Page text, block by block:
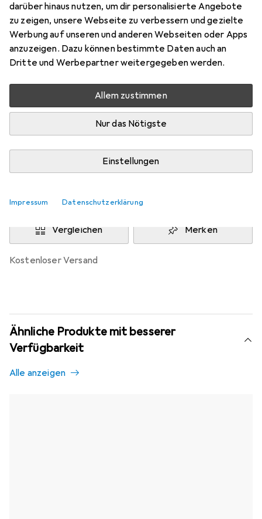
darüber hinaus nutzen, um dir personalisierte Angebote
zu zeigen, unsere Webseite zu verbessern und gezielte
Werbung auf unseren und anderen Webseiten oder Apps
anzuzeigen. Dazu können bestimmte Daten auch an
Dritte und Werbepartner weitergegeben werden.
Allem zustimmen
Nur das Nötigste
Einstellungen
Impressum Datenschutzerklärung
Preis in EUR inkl. MwSt.
Bewertungen Marke
Mehr von Teng Tools
Mehr als 10 Stück bestellt
Benachrichtigen, wenn schneller verfügbar
Lieferort angeben für genaue Lieferzeit
In den Warenkorb
Vergleichen Merken
kostenloser Versand
Ähnliche Produkte mit besserer
Verfügbarkeit
Alle anzeigen